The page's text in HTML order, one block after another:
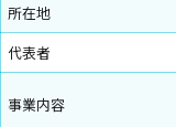
所在地
代表者
事業内容